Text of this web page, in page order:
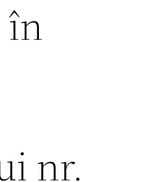
în
nr.